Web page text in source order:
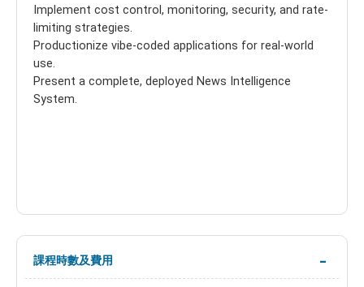
Implement cost control, monitoring, security, and rate-
limiting strategies.
Productionize vibe-coded applications for real-world
use.
Present a complete, deployed News Intelligence
System.
課程時數及費用